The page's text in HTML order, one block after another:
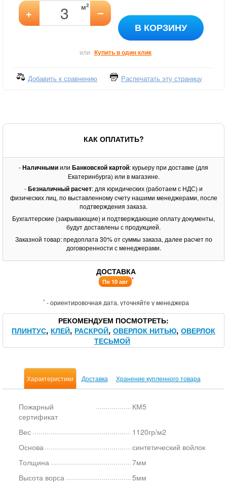
+ м2 –
В КОРЗИНУ
или Купить в один клик
Добавить к сравнению Распечатать эту страницу
КАК ОПЛАТИТЬ?
-Наличнымиили Банковской картой: курьеру при доставке (для
Екатеринбурга) или в магазине.
-Безналичный расчет: для юридических (работаем с НДС) и
физических лиц, по выставленному счету нашими менеджерами, после
подтверждения заказа.
Бухгалтерские (закрывающие) и подтверждающие оплату документы,
будут доставлены с продукцией.
Заказной товар: предоплата 30% от суммы заказа, далее расчет по
договоренности с менеджерами.
ДОСТАВКА
Пн 10 авг *
* - ориентировочная дата, уточняйте у менеджера
РЕКОМЕНДУЕМ ПОСМОТРЕТЬ
ПЛИНТУС КЛЕЙ РАСКРОЙ ОВЕРЛОК НИТЬЮ ОВЕРЛОК
ТЕСЬМОЙ
Характеристики Доставка Хранение купленного товара
Пожарный
сертификат
КМ5
Вес
1120гр/м2
Основа
синтетический войлок
Толщина
7мм
Высота ворса
5мм